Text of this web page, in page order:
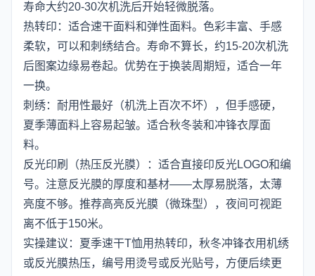
寿命大约20-30次机洗后开始轻微脱落。
热转印：适合速干面料和弹性面料。色彩丰富、手感
柔软，可以和刺绣结合。寿命不算长，约15-20次机洗
后图案边缘易卷起。优势在于换装周期短，适合一年
一换。
刺绣：耐用性最好（机洗上百次不坏），但手感硬，
夏季薄面料上容易起皱。适合秋冬装和冲锋衣厚面
料。
反光印刷（热压反光膜）：适合直接印反光LOGO和编
号。注意反光膜的厚度和基材——太厚易脱落，太薄
亮度不够。推荐高亮反光膜（微珠型），夜间可视距
离不低于150米。
实操建议：夏季速干T恤用热转印，秋冬冲锋衣用机绣
或反光膜热压，编号用烫号或反光贴号，方便后续更